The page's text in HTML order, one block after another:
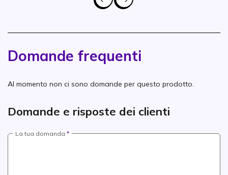
Domande frequenti
Al momento non ci sono domande per questo prodotto.
Domande e risposte dei clienti
La tua domanda